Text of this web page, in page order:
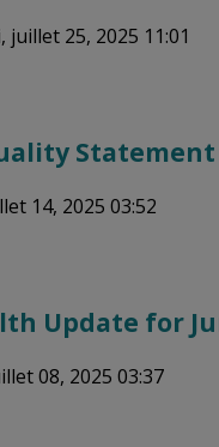
25, 2025 11:01
14, 2025 03:52
Update for
08, 2025 03:37